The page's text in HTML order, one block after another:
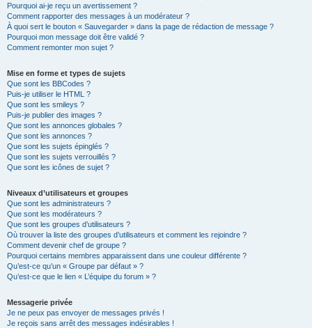
Pourquoi ai-je reçu un avertissement ?
Comment rapporter des messages à un modérateur ?
À quoi sert le bouton « Sauvegarder » dans la page de rédaction de message ?
Pourquoi mon message doit être validé ?
Comment remonter mon sujet ?
Mise en forme et types de sujets
Que sont les BBCodes ?
Puis-je utiliser le HTML ?
Que sont les smileys ?
Puis-je publier des images ?
Que sont les annonces globales ?
Que sont les annonces ?
Que sont les sujets épinglés ?
Que sont les sujets verrouillés ?
Que sont les icônes de sujet ?
Niveaux d’utilisateurs et groupes
Que sont les administrateurs ?
Que sont les modérateurs ?
Que sont les groupes d’utilisateurs ?
Où trouver la liste des groupes d’utilisateurs et comment les rejoindre ?
Comment devenir chef de groupe ?
Pourquoi certains membres apparaissent dans une couleur différente ?
Qu’est-ce qu’un « Groupe par défaut » ?
Qu’est-ce que le lien « L’équipe du forum » ?
Messagerie privée
Je ne peux pas envoyer de messages privés !
Je reçois sans arrêt des messages indésirables !